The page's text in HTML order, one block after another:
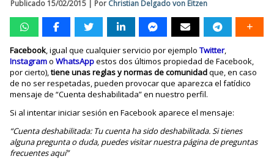
Publicado 15/02/2015 | Por Christian Delgado von Eitzen
Facebook, igual que cualquier servicio por ejemploTwitter,
InstagramoWhatsAppestos dos últimos propiedad de Facebook,
por cierto),tiene unas reglas y normas de comunidadque, en caso
de no ser respetadas, pueden provocar que aparezca el fatídico
mensaje de “Cuenta deshabilitada” en nuestro perfil.
Si al intentar iniciar sesión en Facebook aparece el mensaje:
“Cuenta deshabilitada: Tu cuenta ha sido deshabilitada. Si tienes
alguna pregunta o duda, puedes visitar nuestra página de preguntas
frecuentes aquí”